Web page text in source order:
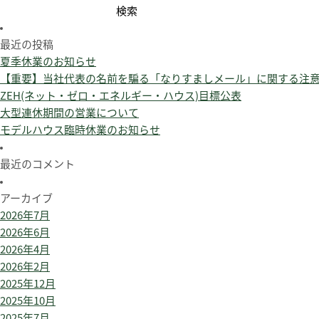
索:
最近の投稿
夏季休業のお知らせ
【重要】当社代表の名前を騙る「なりすましメール」に関する注
ZEH(ネット・ゼロ・エネルギー・ハウス)目標公表
大型連休期間の営業について
モデルハウス臨時休業のお知らせ
最近のコメント
アーカイブ
2026年7月
2026年6月
2026年4月
2026年2月
2025年12月
2025年10月